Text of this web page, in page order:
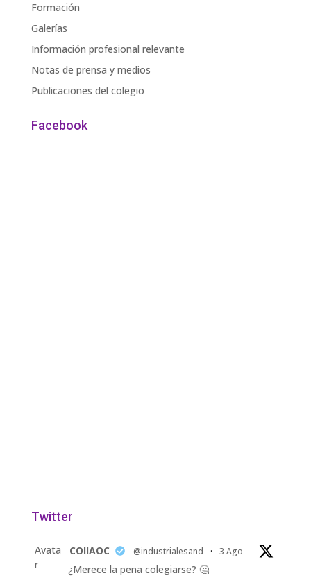
Formación
Galerías
Información profesional relevante
Notas de prensa y medios
Publicaciones del colegio
Facebook
Twitter
Avata
r
COIIAOC @industrialesand · 3 Ago
¿Merece la pena colegiarse? 🤔